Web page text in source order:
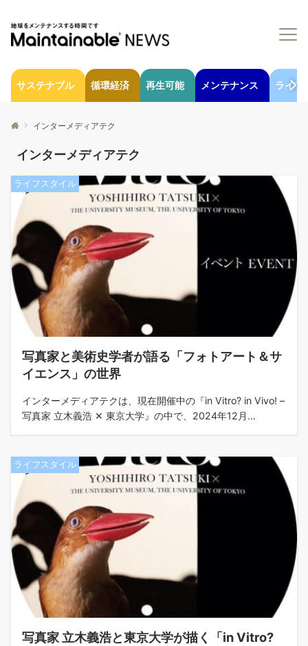
サステナブル 循環経済 再生可能 メンテナンス ライフ
インターメディアテク
インターメディアテク
ライフスタイル
写真家と美術史学者が語る「フォトアート＆サ
イエンス」の世界
インターメディアテクは、現在開催中の『in Vitro? in Vivo! –
写真家 立木義浩 ✕ 東京大学』の中で、2024年12月…
ライフスタイル
写真家 立木義浩と東京大学が描く「in Vitro?